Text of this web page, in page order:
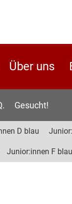
Über uns
Gesucht!
D blau
Junior:innen F blau